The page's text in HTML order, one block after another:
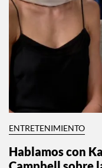
ENTRETENIMIENTO
Hablamos con